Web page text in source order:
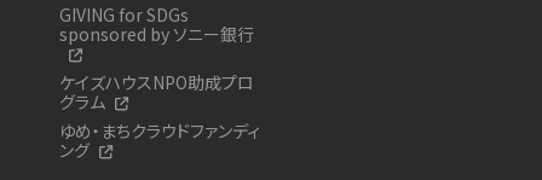
GIVING for SDGs
sponsored by ソニー銀行
ケイズハウスNPO助成プロ
グラム
ゆめ・まちクラウドファンディ
ング